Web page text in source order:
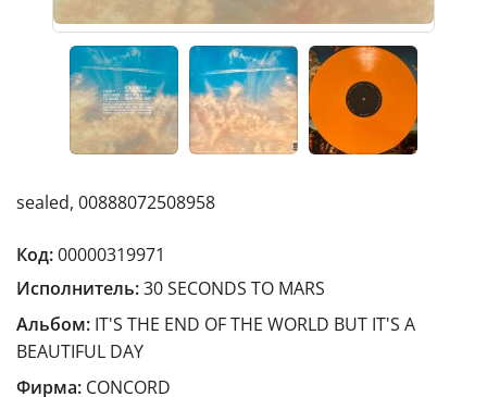
sealed, 00888072508958
Код:00000319971
Исполнитель:30 SECONDS TO MARS
Альбом: IT'S THE END OF THE WORLD BUT IT'S A
BEAUTIFUL DAY
Фирма: CONCORD